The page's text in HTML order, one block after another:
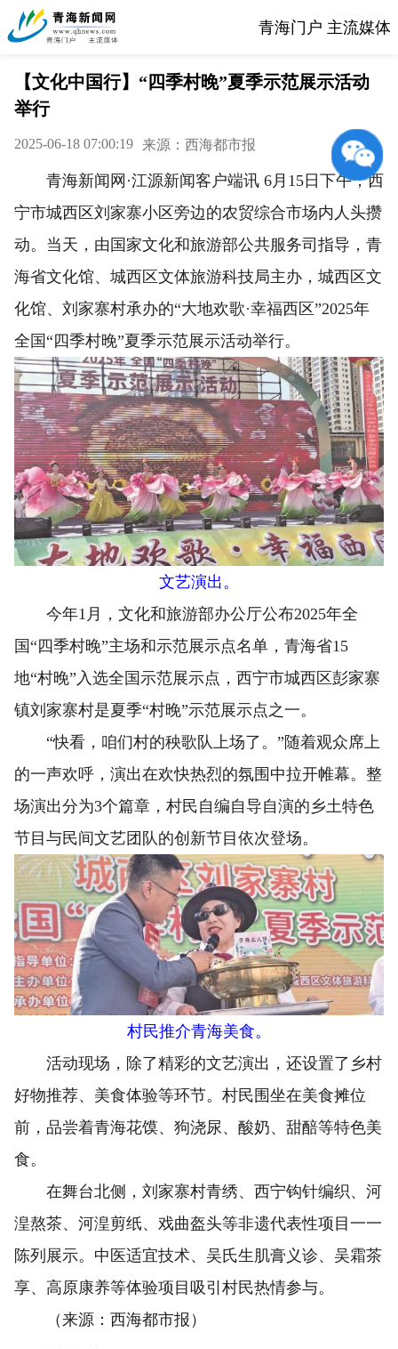
青海门户 主流媒体
【文化中国行】“四季村晚”夏季示范展示活动
举行
2025-06-18 07:00:19 来源：西海都市报
青海新闻网·江源新闻客户端讯 6月15日下午，西
宁市城西区刘家寨小区旁边的农贸综合市场内人头攒
动。当天，由国家文化和旅游部公共服务司指导，青
海省文化馆、城西区文体旅游科技局主办，城西区文
化馆、刘家寨村承办的“大地欢歌·幸福西区”2025年
全国“四季村晚”夏季示范展示活动举行。
文艺演出。
今年1月，文化和旅游部办公厅公布2025年全
国“四季村晚”主场和示范展示点名单，青海省15
地“村晚”入选全国示范展示点，西宁市城西区彭家寨
镇刘家寨村是夏季“村晚”示范展示点之一。
“快看，咱们村的秧歌队上场了。”随着观众席上
的一声欢呼，演出在欢快热烈的氛围中拉开帷幕。整
场演出分为3个篇章，村民自编自导自演的乡土特色
节目与民间文艺团队的创新节目依次登场。
村民推介青海美食。
活动现场，除了精彩的文艺演出，还设置了乡村
好物推荐、美食体验等环节。村民围坐在美食摊位
前，品尝着青海花馍、狗浇尿、酸奶、甜醅等特色美
食。
在舞台北侧，刘家寨村青绣、西宁钩针编织、河
湟熬茶、河湟剪纸、戏曲盔头等非遗代表性项目一一
陈列展示。中医适宜技术、吴氏生肌膏义诊、吴霜茶
享、高原康养等体验项目吸引村民热情参与。
（来源：西海都市报）